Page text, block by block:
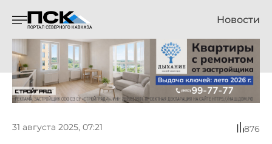
Новости
31 августа 2025, 07:21 876